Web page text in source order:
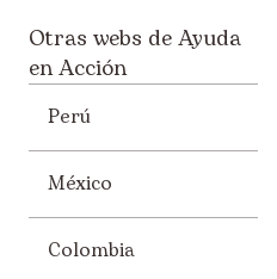
Otras webs de Ayuda
en Acción
Perú
México
Colombia